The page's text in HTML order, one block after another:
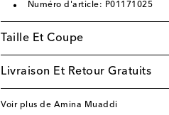
Numéro d'article: P01171025
Taille Et Coupe
Livraison Et Retour Gratuits
Voir plus de Amina Muaddi